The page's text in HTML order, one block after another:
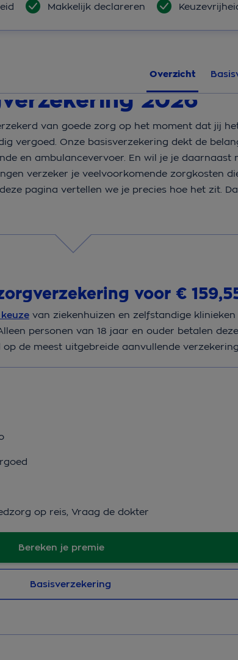
Makkelijk declareren
Overzicht
2026
van goede zorg op het moment dat jij
vergoed. Onze basisverzekering dekt de
en ambulancevervoer. En wil je je daarnaast
verzeker je veelvoorkomende zorgkosten
pagina vertellen we je precies hoe het zit.
voor €
van ziekenhuizen en zelfstandige klinieken
personen van 18 jaar en ouder betalen
de meest uitgebreide aanvullende
op reis, Vraag de dokter
Bereken je premie
Basisverzekering